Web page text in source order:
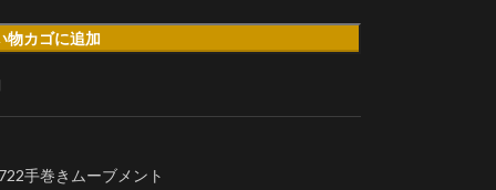
物カゴに追加
手巻きムーブメント